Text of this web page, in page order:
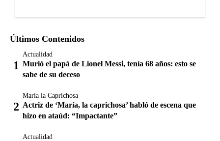
Últimos Contenidos
Actualidad
Murió el papá de Lionel Messi, tenía 68 años: esto se
sabe de su deceso
María la Caprichosa
Actriz de ‘María, la caprichosa’ habló de escena que
hizo en ataúd: “Impactante”
Actualidad